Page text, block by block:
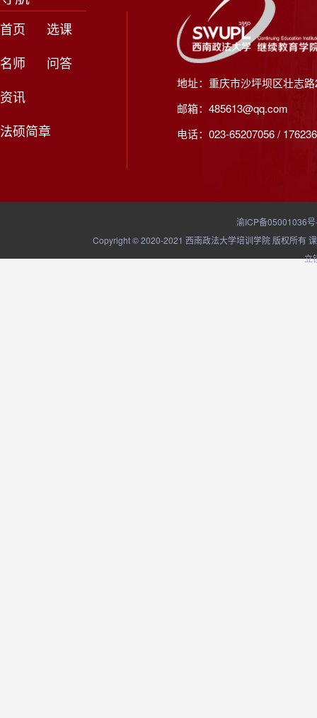
首页
选课
名师
问答
资讯
法硕简章
地址：重庆市沙坪坝区壮志
邮箱：485613@qq.com
电话：023-65207056 /
渝ICP备05001036
Copyright © 2020-2021 西南政法大学培训学院 版权所有
立